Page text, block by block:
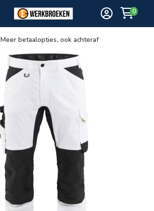
0
Meer betaalopties, ook achteraf